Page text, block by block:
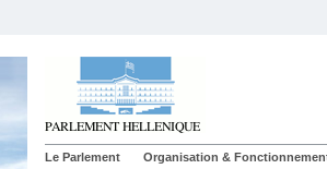
Le Parlement Organisation &